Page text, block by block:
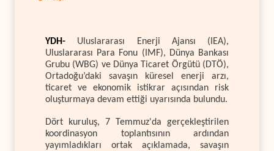
YDH- Uluslararası Enerji Ajansı (IEA),
Uluslararası Para Fonu (IMF), Dünya Bankası
Grubu (WBG) ve Dünya Ticaret Örgütü (DTÖ),
Ortadoğu’daki savaşın küresel enerji arzı,
ticaret ve ekonomik istikrar açısından risk
oluşturmaya devam ettiği uyarısında bulundu.
Dört kuruluş, 7 Temmuz'da gerçekleştirilen
koordinasyon toplantısının ardından
yayımladıkları ortak açıklamada, savaşın